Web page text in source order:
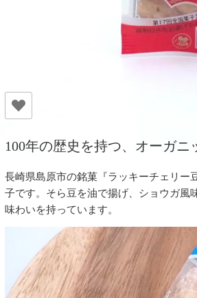
100年の歴史を持つ、オーガニ
長崎県島原市の銘菓『ラッキーチェリー
子です。そら豆を油で揚げ、ショウガ風
味わいを持っています。